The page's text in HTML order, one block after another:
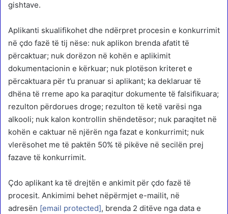
gishtave.
Aplikanti skualifikohet dhe ndërpret procesin e konkurrimit
në çdo fazë të tij nëse: nuk aplikon brenda afatit të
përcaktuar; nuk dorëzon në kohën e aplikimit
dokumentacionin e kërkuar; nuk plotëson kriteret e
përcaktuara për t’u pranuar si aplikant; ka deklaruar të
dhëna të rreme apo ka paraqitur dokumente të falsifikuara;
rezulton përdorues droge; rezulton të ketë varësi nga
alkooli; nuk kalon kontrollin shëndetësor; nuk paraqitet në
kohën e caktuar në njërën nga fazat e konkurrimit; nuk
vlerësohet me të paktën 50% të pikëve në secilën prej
fazave të konkurrimit.
Çdo aplikant ka të drejtën e ankimit për çdo fazë të
procesit. Ankimimi behet nëpërmjet e-mailit, në
adresën [email protected], brenda 2 ditëve nga data e